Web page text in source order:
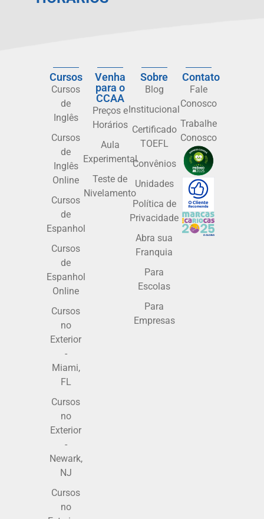
Cursos
Cursos
de
Inglês
Cursos
de
Inglês
Online
Cursos
de
Espanhol
Cursos
de
Espanhol
Online
Cursos
no
Exterior
-
Miami,
FL
Cursos
no
Exterior
-
Newark,
NJ
Cursos
no
Venha
para o
CCAA
Preços e
Horários
Aula
Experimental
Teste de
Nivelamento
Sobre
Blog
Institucional
Certificado
TOEFL
Convênios
Unidades
Política de
Privacidade
Abra sua
Franquia
Para
Escolas
Para
Empresas
Contato
Fale
Conosco
Trabalhe
Conosco